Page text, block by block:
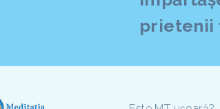
prietenii